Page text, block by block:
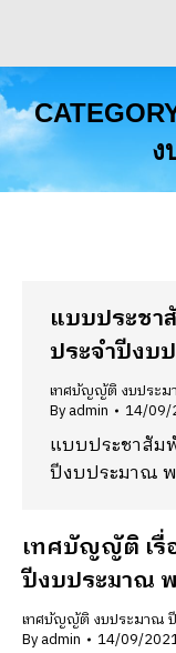
ง
แบบประชา
ประจำปีงบ
เทศบัญญัติ งบประม
Byadmin 14/09/
แบบประชาสัม
ปีงบประมาณ
เทศบัญญัติ เรื่
ปีงบประมาณ
เทศบัญญัติ งบประมาณ
Byadmin 14/09/